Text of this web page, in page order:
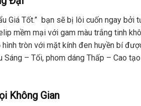
Giá Tốt.” bạn sẽ bị lôi cuốn ngay
mềm mại với gam màu trắng tinh
tròn với mặt kính đen huyền bí
– Tối, phom dáng Thấp – Cao
Không Gian